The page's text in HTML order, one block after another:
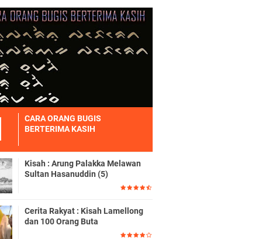
CARA ORANG BUGIS
BERTERIMA KASIH
Kisah : Arung Palakka Melawan
Sultan Hasanuddin (5)
Cerita Rakyat : Kisah Lamellong
dan 100 Orang Buta